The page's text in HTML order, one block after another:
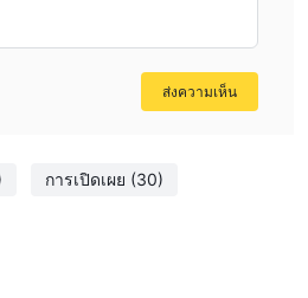
pips สำหรับคู่สกุลเงินหลักบางคู่ เช่น
อย่างไรก็ตาม สเปรดอาจกว้างขึ้นใน
ช้มาร์กอัปบนสเปรดแทน ซึ่ง
ส่วนต่างราคาเสนอซื้อ/เสนอขาย
อาจคิดค่าคอมมิชชั่นขึ้นอยู่กับ
ขาย ผู้ค้าสามารถดูเว็บไซต์ของ
การเปิดเผย (30)
ส่งความเห็น